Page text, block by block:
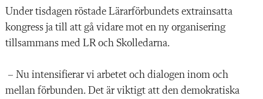
Under tisdagen röstade Lärarförbundets extrainsatta
kongress ja till att gå vidare mot en ny organisering
tillsammans med LR och Skolledarna.
– Nu intensifierar vi arbetet och dialogen inom och
mellan förbunden. Det är viktigt att den demokratiska